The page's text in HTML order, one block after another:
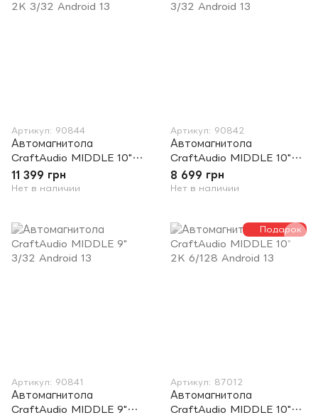
Артикул: 90844
Автомагнитола
CraftAudio MIDDLE 10"
2K 3/32 Android 13
11 399 грн
Нет в наличии
Артикул: 90842
Автомагнитола
CraftAudio MIDDLE 10"
3/32 Android 13
8 699 грн
Нет в наличии
Артикул: 90841
Автомагнитола
CraftAudio MIDDLE 9"
Подарок
Артикул: 87012
Автомагнитола
CraftAudio MIDDLE 10"